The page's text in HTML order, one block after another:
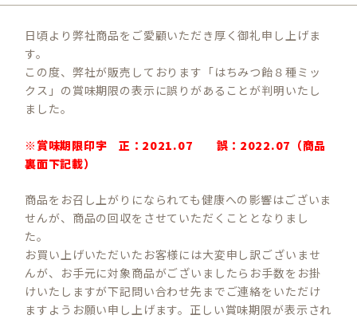
日頃より弊社商品をご愛顧いただき厚く御礼申し上げま
す。
この度、弊社が販売しております「はちみつ飴８種ミッ
クス」の賞味期限の表示に誤りがあることが判明いたし
ました。
※賞味期限印字 正：2021.07 誤：2022.07（商品
裏面下記載）
商品をお召し上がりになられても健康への影響はございま
せんが、商品の回収をさせていただくこととなりまし
た。
お買い上げいただいたお客様には大変申し訳ございませ
んが、お手元に対象商品がございましたらお手数をお掛
けいたしますが下記問い合わせ先までご連絡をいただけ
ますようお願い申し上げます。正しい賞味期限が表示され